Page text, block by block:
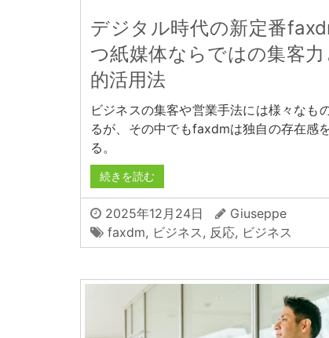
デジタル時代の新定番
つ紙媒体ならではの集客力
的活用法
ビジネスの集客や営業手法には様々なも
るが、その中でもfaxdmは独自の存在感
る。
続きを読む
2025年12月24日
Giuseppe
faxdm, ビジネス , 反応, ビジネス